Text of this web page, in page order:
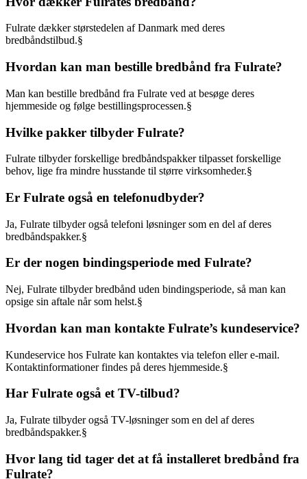
Fulrate dækker størstedelen af Danmark med deres
bredbåndstilbud.§
Hvordan kan man bestille bredbånd fra Fulrate?
Man kan bestille bredbånd fra Fulrate ved at besøge deres
hjemmeside og følge bestillingsprocessen.§
Hvilke pakker tilbyder Fulrate?
Fulrate tilbyder forskellige bredbåndspakker tilpasset forskellige
behov, lige fra mindre husstande til større virksomheder.§
Er Fulrate også en telefonudbyder?
Ja, Fulrate tilbyder også telefoni løsninger som en del af deres
bredbåndspakker.§
Er der nogen bindingsperiode med Fulrate?
Nej, Fulrate tilbyder bredbånd uden bindingsperiode, så man kan
opsige sin aftale når som helst.§
Hvordan kan man kontakte Fulrate’s kundeservice?
Kundeservice hos Fulrate kan kontaktes via telefon eller e-mail.
Kontaktinformationer findes på deres hjemmeside.§
Har Fulrate også et TV-tilbud?
Ja, Fulrate tilbyder også TV-løsninger som en del af deres
bredbåndspakker.§
Hvor lang tid tager det at få installeret bredbånd fra
Fulrate?